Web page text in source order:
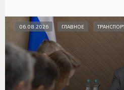
06.08.2026 ГЛАВНОЕ